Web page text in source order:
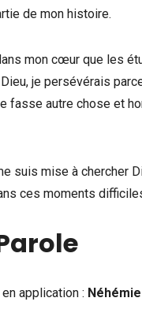
de mon histoire.
mon cœur que les
je persévérais
fasse autre chose et
suis mise à chercher
ces moments
application :